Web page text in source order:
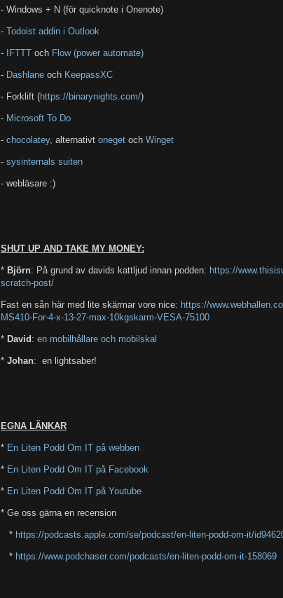
- Windows + N (för quicknote i Onenote)
- Todoist addin i Outlook
- IFTTT och Flow (power automate)
- Dashlane och KeepassXC
- Forklift (https://binarynights.com/)
- Microsoft To Do
- chocolatey, alternativt oneget och Winget
- sysinternals suiten
- webläsare :)
SHUT UP AND TAKE MY MONEY:
* Björn: På grund av davids kattljud innan podden: https://
scratch-post/
Fast en sån här med lite skärmar vore nice: https://
MS410-For-4-x-13-27-max-10kgskarm-VESA-75100
* David : en mobilhållare och mobilskal
* Johan: en lightsaber!
EGNA LÄNKAR
* En Liten Podd Om IT på webben
* En Liten Podd Om IT på Facebook
* En Liten Podd Om IT på Youtube
* Ge oss gärna en recension
* https://podcasts.apple.com/se/podcast/en-liten-podd-om-it/
* https://www.podchaser.com/podcasts/en-liten-podd-om-it-158069